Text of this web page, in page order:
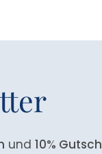
und 10%